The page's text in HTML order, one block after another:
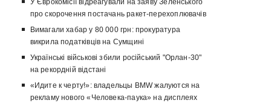
У Єврокомісії відреагували на заяву Зеленського
про скорочення постачань ракет-перехоплювачів
Вимагали хабар у 80 000 грн: прокуратура
викрила податківців на Сумщині
Українські військові збили російський "Орлан-30"
на рекордній відстані
«Идите к черту!»: владельцы BMW жалуются на
рекламу нового «Человека-паука» на дисплеях